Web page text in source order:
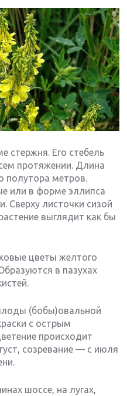
стержня. Его стебель
протяжении. Длина
полутора метров.
или в форме эллипса
Сверху листочки сизой
выглядит как бы
цветы желтого
в пазухах
(бобы)овальной
с острым
происходит
созревание — с июля
шоссе, на лугах,